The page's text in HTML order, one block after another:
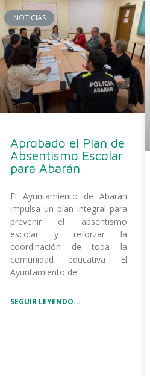
NOTICIAS
Aprobado el Plan de
Absentismo Escolar
para Abarán
El Ayuntamiento de Abarán
impulsa un plan integral para
prevenir el absentismo
escolar y reforzar la
coordinación de toda la
comunidad educativa El
Ayuntamiento de
SEGUIR LEYENDO...